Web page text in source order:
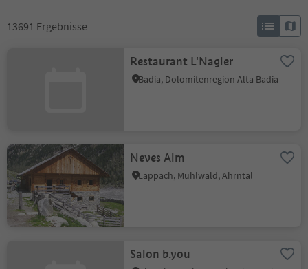
13691 Ergebnisse
Restaurant L'Nagler
Badia, Dolomitenregion Alta Badia
Neves Alm
Lappach, Mühlwald, Ahrntal
Salon b.you